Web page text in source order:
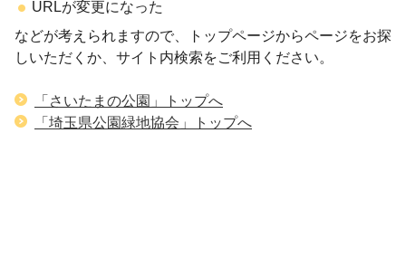
URLが変更になった
などが考えられますので、トップページからページをお探
しいただくか、サイト内検索をご利用ください。
「さいたまの公園」トップへ
「埼玉県公園緑地協会」トップへ